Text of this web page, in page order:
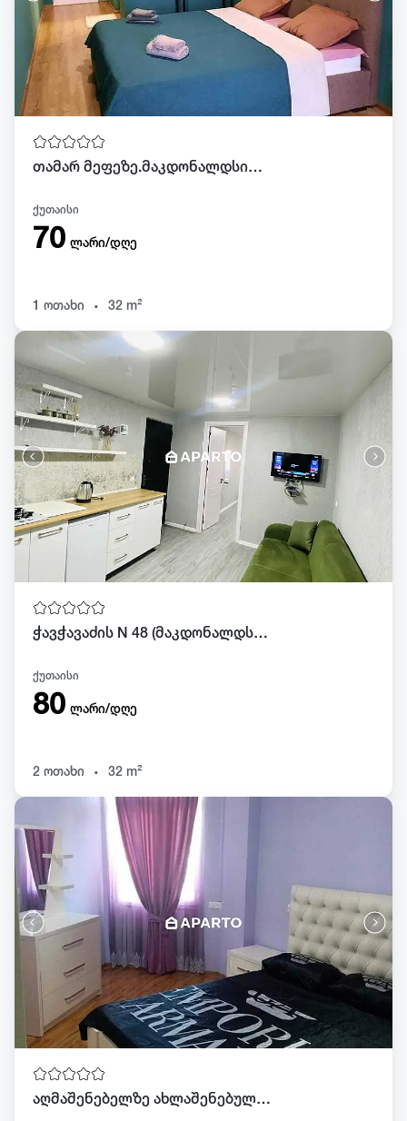
თამარ მეფეზე.მაკდონალდსიდან 100 მეტრში
ქუთაისი
70 ლარი/დღე
1 ოთახი . 32 m²
ჭავჭავაძის N 48 (მაკდონალდსიდან 50 მეტრში)
ქუთაისი
80 ლარი/დღე
2 ოთახი . 32 m²
აღმაშენებელზე ახლაშენებული სიმბას კორპუსი